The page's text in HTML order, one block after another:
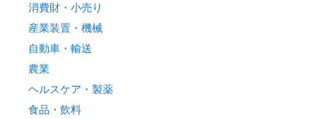
消費財・小売り
産業装置・機械
自動車・輸送
農業
ヘルスケア・製薬
食品・飲料